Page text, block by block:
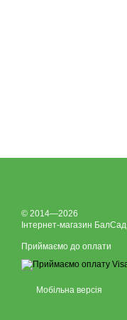
© 2014—2026
Інтернет-магазин БалСад
Приймаємо до оплати
Мобільна версія